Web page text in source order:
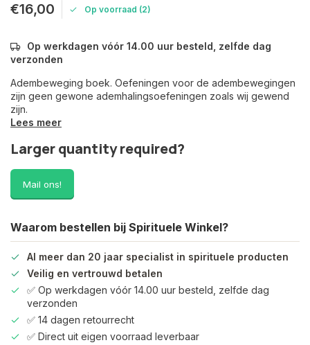
€16,00 Op voorraad (2)
Op werkdagen vóór 14.00 uur besteld, zelfde dag
verzonden
Adembeweging boek. Oefeningen voor de adembewegingen
zijn geen gewone ademhalingsoefeningen zoals wij gewend
zijn.
Lees meer
Larger quantity required?
Mail ons!
Waarom bestellen bij Spirituele Winkel?
Al meer dan 20 jaar specialist in spirituele producten
Veilig en vertrouwd betalen
✅ Op werkdagen vóór 14.00 uur besteld, zelfde dag
verzonden
✅ 14 dagen retourrecht
✅ Direct uit eigen voorraad leverbaar